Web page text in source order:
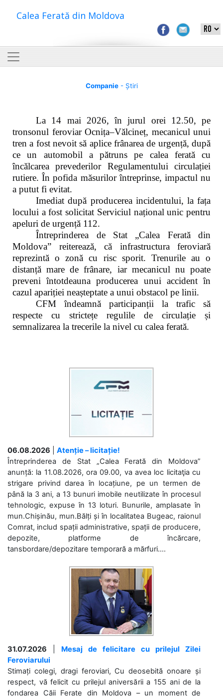
Calea Ferată din Moldova
Companie- Știri
La 14 mai 2026, în jurul orei 12.50, pe
tronsonul feroviar Ocnița–Vălcineț, mecanicul unui
tren a fost nevoit să aplice frânarea de urgență, după
ce un automobil a pătruns pe calea ferată cu
încălcarea prevederilor Regulamentului circulației
rutiere. În pofida măsurilor întreprinse, impactul nu
a putut fi evitat.
Imediat după producerea incidentului, la fața
locului a fost solicitat Serviciul național unic pentru
apeluri de urgență 112.
Întreprinderea de Stat „Calea Ferată din
Moldova” reiterează, că infrastructura feroviară
reprezintă o zonă cu risc sporit. Trenurile au o
distanță mare de frânare, iar mecanicul nu poate
preveni întotdeauna producerea unui accident în
cazul apariției neașteptate a unui obstacol pe linii.
CFM îndeamnă participanții la trafic să
respecte cu strictețe regulile de circulație și
semnalizarea la trecerile la nivel cu calea ferată.
06.08.2026
Atenție – licitație!
Întreprinderea de Stat „Calea Ferată din Moldova”
anunță: la 11.08.2026, ora 09.00, va avea loc licitaţia cu
strigare privind darea în locațiune, pe un termen de
până la 3 ani, a 13 bunuri imobile neutilizate în procesul
tehnologic, expuse în 13 loturi. Bunurile, amplasate în
mun.Chișinău, mun.Bălți și în localitatea Bugeac, raionul
Comrat, includ spații administrative, spații de producere,
depozite, platforme de încărcare,
tansbordare/depozitare temporară a mărfuri....
31.07.2026
Mesaj de felicitare cu prilejul Zilei
Feroviarului
Stimați colegi, dragi feroviari, Cu deosebită onoare și
respect, vă felicit cu prilejul aniversării a 155 ani de la
fondarea Căii Ferate din Moldova – un moment de